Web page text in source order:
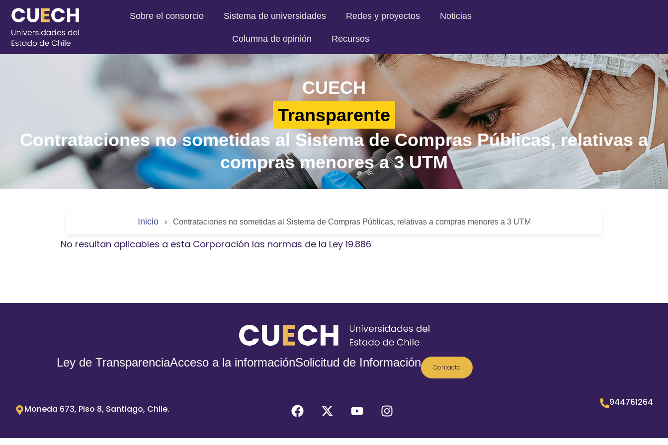
Sobre el consorcio Sistema de universidades Redes y proyectos Noticias
Columna de opinión Recursos
CUECH
Transparente
Contrataciones no sometidas al Sistema de Compras Públicas, relativas a
compras menores a 3 UTM
Inicio › Contrataciones no sometidas al Sistema de Compras Públicas, relativas a compras menores a 3 UTM
No resultan aplicables a esta Corporación las normas de la Ley 19.886
Ley de TransparenciaAcceso a la informaciónSolicitud de Información Contacto
Moneda 673, Piso 8, Santiago, Chile.
944761264